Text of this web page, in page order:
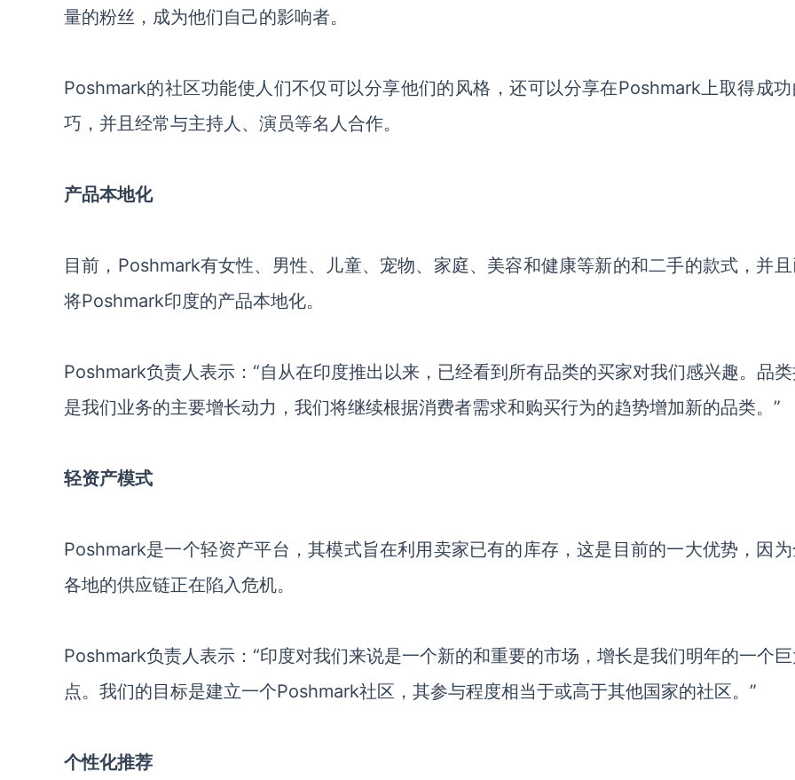
量的粉丝，成为他们自己的影响者。
Poshmark的社区功能使人们不仅可以分享他们的风格，还可以分享在Poshmark上取得成功
巧，并且经常与主持人、演员等名人合作。
产品本地化
目前，Poshmark有女性、男性、儿童、宠物、家庭、美容和健康等新的和二手的款式，并
将Poshmark印度的产品本地化。
Poshmark负责人表示：“自从在印度推出以来，已经看到所有品类的买家对我们感兴趣。品
是我们业务的主要增长动力，我们将继续根据消费者需求和购买行为的趋势增加新的品类。”
轻资产模式
Poshmark是一个轻资产平台，其模式旨在利用卖家已有的库存，这是目前的一大优势，因
各地的供应链正在陷入危机。
Poshmark负责人表示：“印度对我们来说是一个新的和重要的市场，增长是我们明年的一个
点。我们的目标是建立一个Poshmark社区，其参与程度相当于或高于其他国家的社区。”
个性化推荐